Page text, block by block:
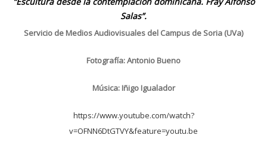
Salas”.
Servicio de Medios Audiovisuales del Campus de Soria (UVa)
Fotografía: Antonio Bueno
Música: Iñigo Igualador
https://www.youtube.com/watch?
v=OFNN6DtGTVY&feature=youtu.be